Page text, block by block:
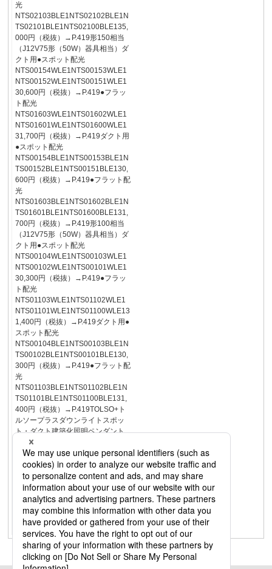
光
NTS02103BLE1NTS02102BLE1N
TS02101BLE1NTS02100BLE135,
000円（税抜）→P.419形150相当
（J12V75形（50W）器具相当）ダ
クト用●スポット配光
NTS00154WLE1NTS00153WLE1
NTS00152WLE1NTS00151WLE1
30,600円（税抜）→P.419●フラッ
ト配光
NTS01603WLE1NTS01602WLE1
NTS01601WLE1NTS01600WLE1
31,700円（税抜）→P.419ダクト用
●スポット配光
NTS00154BLE1NTS00153BLE1N
TS00152BLE1NTS00151BLE130,
600円（税抜）→P.419●フラット配
光
NTS01603BLE1NTS01602BLE1N
TS01601BLE1NTS01600BLE131,
700円（税抜）→P.419形100相当
（J12V75形（50W）器具相当）ダ
クト用●スポット配光
NTS00104WLE1NTS00103WLE1
NTS00102WLE1NTS00101WLE1
30,300円（税抜）→P.419●フラッ
ト配光
NTS01103WLE1NTS01102WLE1
NTS01101WLE1NTS01100WLE13
1,400円（税抜）→P.419ダクト用●
スポット配光
NTS00104BLE1NTS00103BLE1N
TS00102BLE1NTS00101BLE130,
300円（税抜）→P.419●フラット配
光
NTS01103BLE1NTS01102BLE1N
TS01101BLE1NTS01100BLE131,
400円（税抜）→P.419TOLSO+ト
ルソープラスダウンライトスポッ
ト・ダクト建築化照明ペンダント
ブラケットスタンドシャンデリア
ファンシーリング小型シーリング
ベースライト和風キッチン洗面・
浴室エクステリアマンション・防
災コントローラＬＥＤフラットラ
ンプシンクロ調色光色・配光切替
光色切替リンクスタイルＬＥＤ一
体型ＬＥＤ電球ＢｅＡｍＦｒｅあ
かりにプラスαダクト照明ダクト